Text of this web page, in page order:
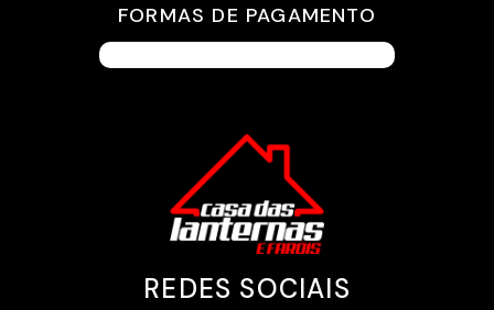
REDES SOCIAIS
FORMAS DE PAGAMENTO